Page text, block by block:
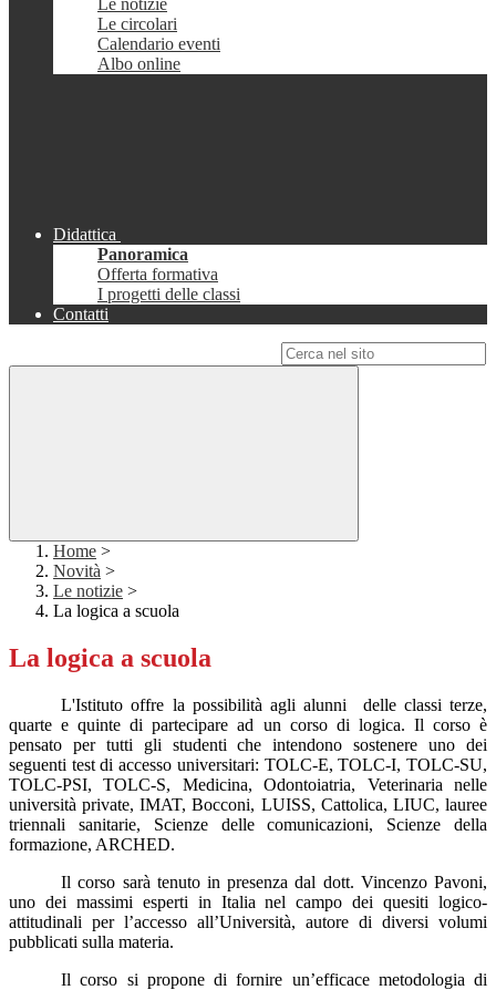
Le notizie
Le circolari
Calendario eventi
Albo online
Didattica
Panoramica
Offerta formativa
I progetti delle classi
Contatti
Home >
Novità >
Le notizie >
La logica a scuola
La logica a scuola
L'Istituto offre la possibilità agli alunni delle classi terze,
quarte e quinte di partecipare ad un corso di logica. Il corso è
pensato per tutti gli studenti che intendono sostenere uno dei
seguenti test di accesso universitari: TOLC-E, TOLC-I, TOLC-SU,
TOLC-PSI, TOLC-S, Medicina, Odontoiatria, Veterinaria nelle
università private, IMAT, Bocconi, LUISS, Cattolica, LIUC, lauree
triennali sanitarie, Scienze delle comunicazioni, Scienze della
formazione, ARCHED.
Il corso sarà tenuto in presenza dal dott. Vincenzo Pavoni,
uno dei massimi esperti in Italia nel campo dei quesiti logico-
attitudinali per l’accesso all’Università, autore di diversi volumi
pubblicati sulla materia.
Il corso si propone di fornire un’efficace metodologia di